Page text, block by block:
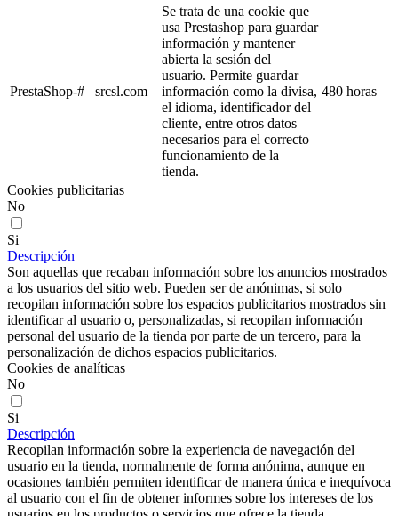
PrestaShop-# srcsl.com
Se trata de una cookie que
usa Prestashop para guardar
información y mantener
abierta la sesión del
usuario. Permite guardar
información como la divisa,
el idioma, identificador del
cliente, entre otros datos
necesarios para el correcto
funcionamiento de la
tienda.
480 horas
Cookies publicitarias
No
Si
Descripción
Son aquellas que recaban información sobre los anuncios mostrados
a los usuarios del sitio web. Pueden ser de anónimas, si solo
recopilan información sobre los espacios publicitarios mostrados sin
identificar al usuario o, personalizadas, si recopilan información
personal del usuario de la tienda por parte de un tercero, para la
personalización de dichos espacios publicitarios.
Cookies de analíticas
No
Si
Descripción
Recopilan información sobre la experiencia de navegación del
usuario en la tienda, normalmente de forma anónima, aunque en
ocasiones también permiten identificar de manera única e inequívoca
al usuario con el fin de obtener informes sobre los intereses de los